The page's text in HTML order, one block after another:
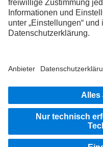
Steig ein
Impressum
Datenschutz